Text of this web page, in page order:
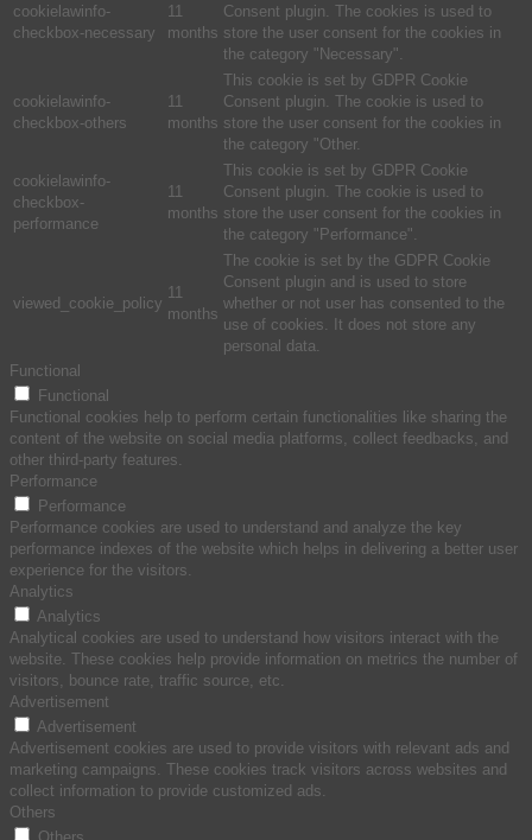
cookielawinfo-
checkbox-necessary
11
months
Consent plugin. The cookies is used to
store the user consent for the cookies in
the category "Necessary".
cookielawinfo-
checkbox-others
11
months
This cookie is set by GDPR Cookie
Consent plugin. The cookie is used to
store the user consent for the cookies in
the category "Other.
cookielawinfo-
checkbox-
performance
11
months
This cookie is set by GDPR Cookie
Consent plugin. The cookie is used to
store the user consent for the cookies in
the category "Performance".
viewed_cookie_policy
11
months
The cookie is set by the GDPR Cookie
Consent plugin and is used to store
whether or not user has consented to the
use of cookies. It does not store any
personal data.
Functional
Functional
Functional cookies help to perform certain functionalities like sharing the
content of the website on social media platforms, collect feedbacks, and
other third-party features.
Performance
Performance
Performance cookies are used to understand and analyze the key
performance indexes of the website which helps in delivering a better user
experience for the visitors.
Analytics
Analytics
Analytical cookies are used to understand how visitors interact with the
website. These cookies help provide information on metrics the number of
visitors, bounce rate, traffic source, etc.
Advertisement
Advertisement
Advertisement cookies are used to provide visitors with relevant ads and
marketing campaigns. These cookies track visitors across websites and
collect information to provide customized ads.
Others